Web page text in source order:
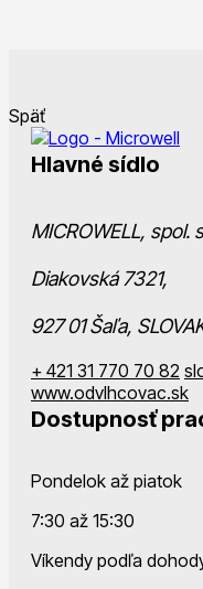
Späť
Hlavné sídlo
MICROWELL, spol.
Diakovská 7321,
927 01 Šaľa,
+ 421 31 770 70 82
www.odvlhcovac.sk
Dostupnosť
Pondelok až piatok
7:30 až 15:30
Víkendy podľa